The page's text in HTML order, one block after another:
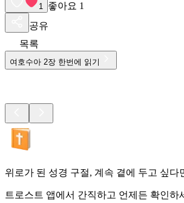
1 좋아요 1
공유
목록
여호수아 2장 한번에 읽기
위로가 된 성경 구절, 계속 곁에 두고 싶다
트로스트 앱에서 간직하고 언제든 확인하